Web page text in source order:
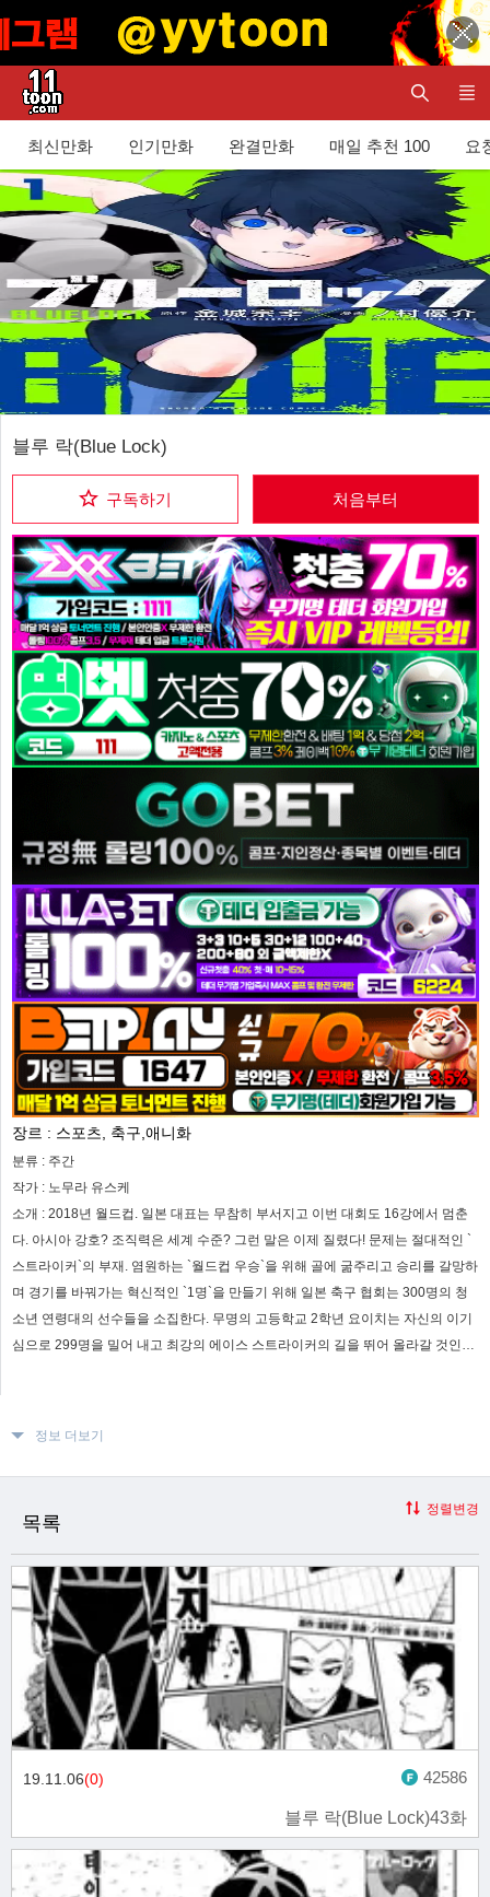
최신만화 인기만화 완결만화 매일 추천 100 요
블루 락(Blue Lock)
구독하기 처음부터
장르 : 스포츠, 축구,애니화
분류 : 주간
작가 : 노무라 유스케
소개 : 2018년 월드컵. 일본 대표는 무참히 부서지고 이번 대회도 16강에서 멈춘
다. 아시아 강호? 조직력은 세계 수준? 그런 말은 이제 질렸다! 문제는 절대적인 `
스트라이커`의 부재. 염원하는 `월드컵 우승`을 위해 골에 굶주리고 승리를 갈망하
며 경기를 바꿔가는 혁신적인 `1명`을 만들기 위해 일본 축구 협회는 300명의 청
소년 연령대의 선수들을 소집한다. 무명의 고등학교 2학년 요이치는 자신의 이기
심으로 299명을 밀어 내고 최강의 에이스 스트라이커의 길을 뛰어 올라갈 것인
정보 더보기
목록
정렬변경
블루 락(Blue Lock)43화
19.11.06(0) 42586